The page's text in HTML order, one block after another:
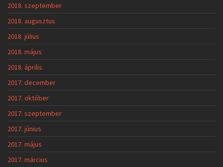
2018. szeptember
2018. augusztus
2018. július
2018. május
2018. április
2017. december
2017. október
2017. szeptember
2017. június
2017. május
2017. március